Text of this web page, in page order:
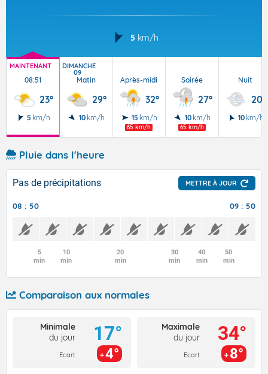
5 km/h
MAINTENANT
08:51
23°
5 km/h
DIMANCHE
09
Matin
29°
10 km/h
Après-midi
32°
15 km/h
65 km/h
Soirée
27°
10 km/h
65 km/h
Nuit
20°
10 km/h
Pluie dans l'heure
Pas de précipitations METTRE À JOUR
08 : 50 09 : 50
5
min
10
min
20
min
30
min
40
min
50
min
Comparaison aux normales
Minimale
du jour
Ecart
17°
4°
Maximale
du jour
Ecart
34°
8°